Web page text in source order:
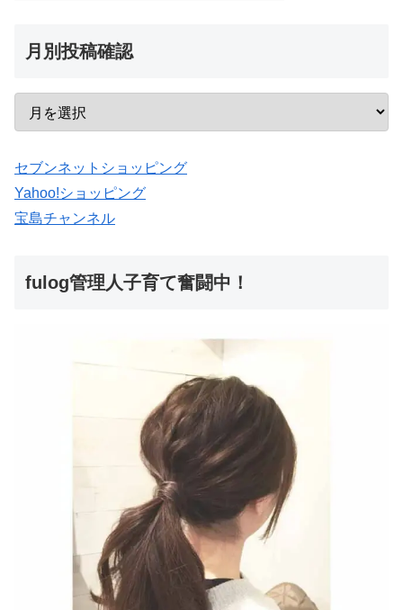
月別投稿確認
セブンネットショッピング
Yahoo!ショッピング
宝島チャンネル
fulog管理人子育て奮闘中！